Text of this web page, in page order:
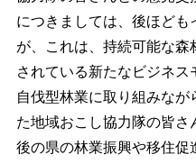
につきましては、後ほど
が、これは、持続可能な森
されている新たなビジネス
自伐型林業に取り組みな
た地域おこし協力隊の皆
後の県の林業振興や移住促